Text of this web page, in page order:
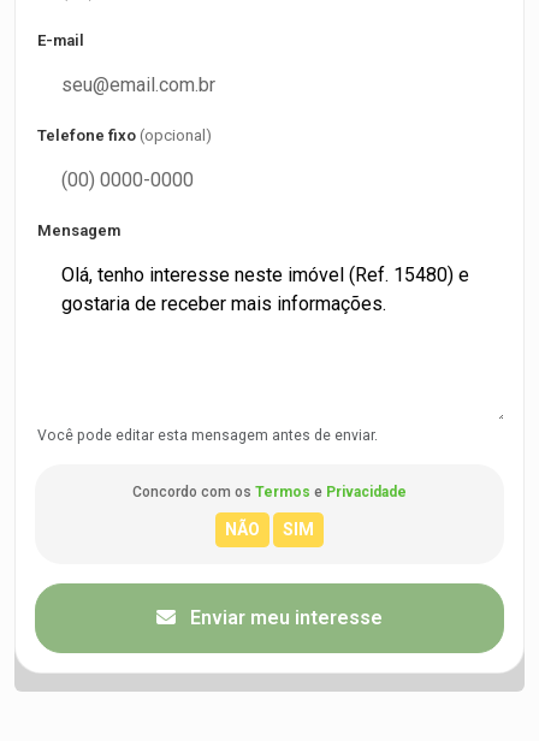
E-mail
Telefone fixo (opcional)
Mensagem
Você pode editar esta mensagem antes de enviar.
Concordo com os Termos e Privacidade
Enviar meu interesse